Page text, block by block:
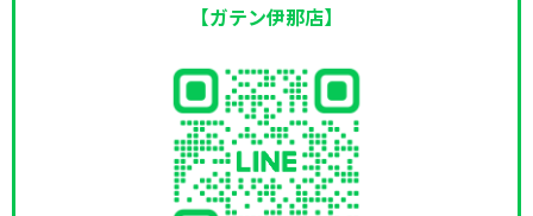
【ガテン伊那店】